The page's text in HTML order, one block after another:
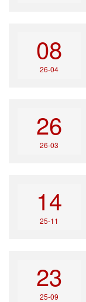
08
26-04
26
26-03
14
25-11
23
25-09